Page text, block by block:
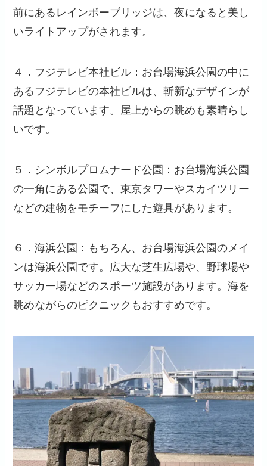
前にあるレインボーブリッジは、夜になると美し
いライトアップがされます。
４．フジテレビ本社ビル：お台場海浜公園の中に
あるフジテレビの本社ビルは、斬新なデザインが
話題となっています。屋上からの眺めも素晴らし
いです。
５．シンボルプロムナード公園：お台場海浜公園
の一角にある公園で、東京タワーやスカイツリー
などの建物をモチーフにした遊具があります。
６．海浜公園：もちろん、お台場海浜公園のメイ
ンは海浜公園です。広大な芝生広場や、野球場や
サッカー場などのスポーツ施設があります。海を
眺めながらのピクニックもおすすめです。